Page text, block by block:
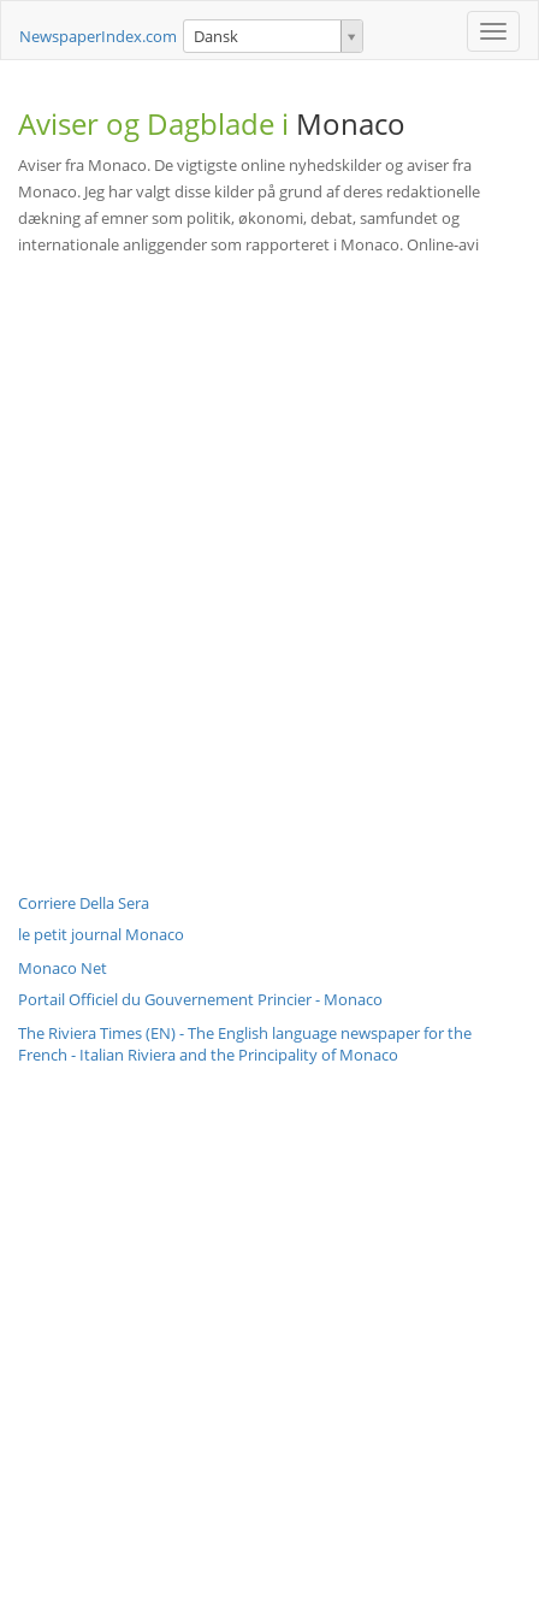
Toggle
NewspaperIndex.com Dansk
Aviser og Dagblade i Monaco
Aviser fra Monaco. De vigtigste online nyhedskilder og aviser fra
Monaco. Jeg har valgt disse kilder på grund af deres redaktionelle
dækning af emner som politik, økonomi, debat, samfundet og
internationale anliggender som rapporteret i Monaco. Online-avi
Corriere Della Sera
le petit journal Monaco
Monaco Net
Portail Officiel du Gouvernement Princier - Monaco
The Riviera Times (EN) - The English language newspaper for the
French - Italian Riviera and the Principality of Monaco